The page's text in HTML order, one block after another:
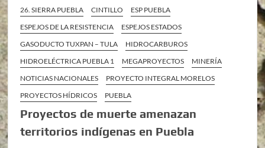
26. SIERRA PUEBLA CINTILLO
ESP PUEBLA
ESPEJOS DE LA RESISTENCIA
ESPEJOS ESTADOS
GASODUCTO TUXPAN – TULA
HIDROCARBUROS
HIDROELÉCTRICA PUEBLA 1
MEGAPROYECTOS
MINERÍA
NOTICIAS NACIONALES
PROYECTO INTEGRAL MORELOS
PROYECTOS HÍDRICOS
PUEBLA
Proyectos de muerte amenazan
territorios indígenas en Puebla